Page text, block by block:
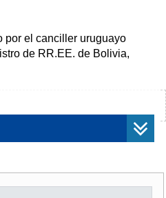
por el canciller uruguayo
de RR.EE. de Bolivia,
Montevideo".
aseguró que su país
el diálogo".